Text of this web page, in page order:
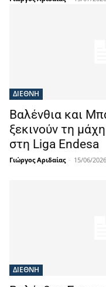
ΔΙΕΘΝΗ
Βαλένθια και
ξεκινούν τη
στη Liga Endesa
Γιώργος Αριδαίας - 15/06/
ΔΙΕΘΝΗ